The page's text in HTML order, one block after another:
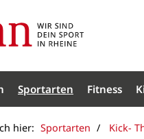
Sportarten Fitness
hier: Sportarten Kick-